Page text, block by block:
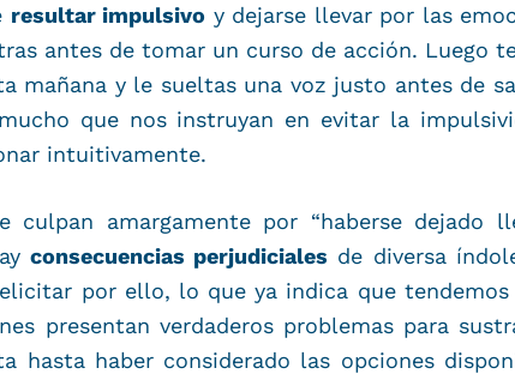
resultar impulsivo y dejarse llevar por las
antes de tomar un curso de acción. Luego
mañana y le sueltas una voz justo antes de
que nos instruyan en evitar la
intuitivamente.
culpan amargamente por “haberse dejado
consecuencias perjudiciales de diversa
por ello, lo que ya indica que
presentan verdaderos problemas para
hasta haber considerado las opciones